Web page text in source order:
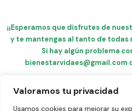
Valoramos tu privacidad
Usamos cookies para mejorar su
¡¡Esperamos que disfrutes de
y te mantengas al tanto de todas
Si hay algún problema
bienestarvidaes@gmail.com
Aviso legal